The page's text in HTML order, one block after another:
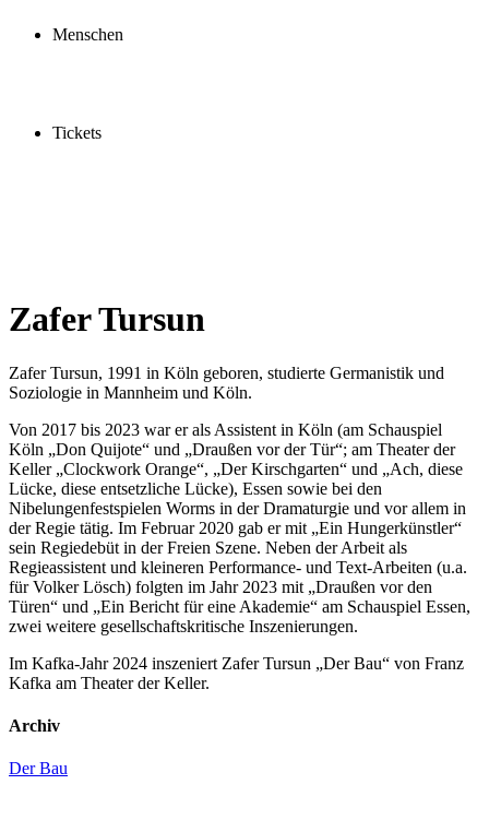
Menschen
Tickets
Zafer Tursun
Zafer Tursun, 1991 in Köln geboren, studierte Germanistik und
Soziologie in Mannheim und Köln.
Von 2017 bis 2023 war er als Assistent in Köln (am Schauspiel
Köln „Don Quijote“ und „Draußen vor der Tür“; am Theater der
Keller „Clockwork Orange“, „Der Kirschgarten“ und „Ach, diese
Lücke, diese entsetzliche Lücke), Essen sowie bei den
Nibelungenfestspielen Worms in der Dramaturgie und vor allem in
der Regie tätig. Im Februar 2020 gab er mit „Ein Hungerkünstler“
sein Regiedebüt in der Freien Szene. Neben der Arbeit als
Regieassistent und kleineren Performance- und Text-Arbeiten (u.a.
für Volker Lösch) folgten im Jahr 2023 mit „Draußen vor den
Türen“ und „Ein Bericht für eine Akademie“ am Schauspiel Essen,
zwei weitere gesellschaftskritische Inszenierungen.
Im Kafka-Jahr 2024 inszeniert Zafer Tursun „Der Bau“ von Franz
Kafka am Theater der Keller.
Archiv
Der Bau